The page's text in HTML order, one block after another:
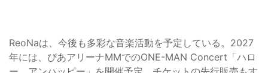
ReoNaは、今後も多彩な音楽活動を予定している。2027
年には、ぴあアリーナMMでのONE-MAN Concert「ハロ